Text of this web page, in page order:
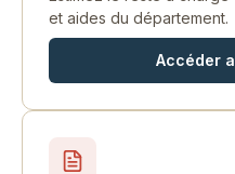
et aides du département.
Accéder